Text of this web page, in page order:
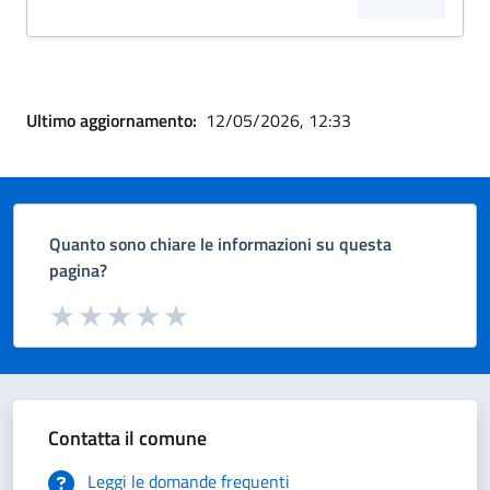
Ultimo aggiornamento: 12/05/2026, 12:33
Quanto sono chiare le informazioni su questa
pagina?
Valuta da 1 a 5 stelle la pagina
Valuta 5 stelle su 5
Valuta 4 stelle su 5
Valuta 3 stelle su 5
Valuta 2 stelle su 5
Valuta 1 stelle su 5
Contatta il comune
Leggi le domande frequenti